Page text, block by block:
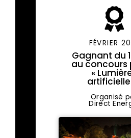
FÉVRIER
Gagnant du
au concours
«
Organisé
Direct